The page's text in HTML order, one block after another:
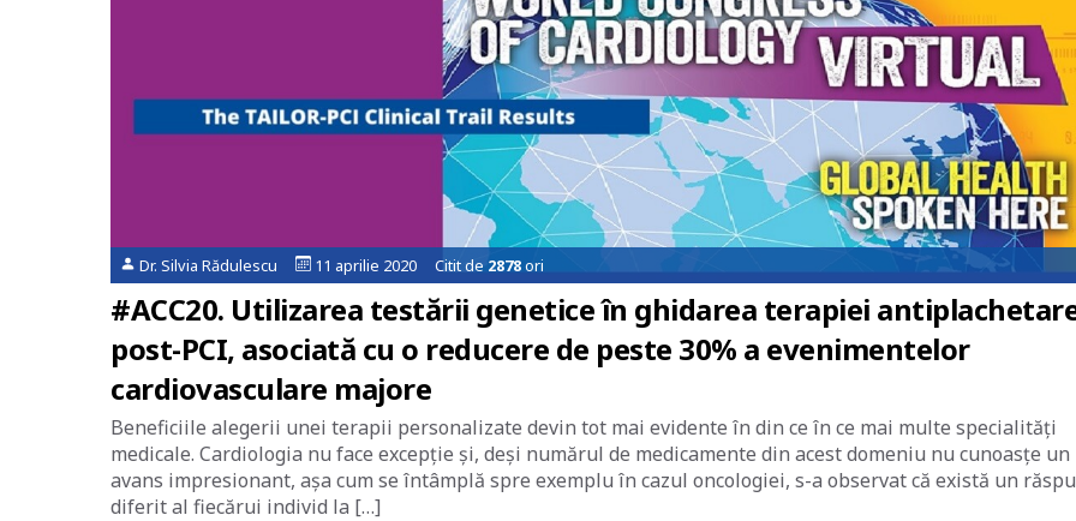
Dr. Silvia Rădulescu 11 aprilie 2020 Citit de2878ori
#ACC20. Utilizarea testării genetice în ghidarea terapiei
post-PCI, asociată cu o reducere de peste 30% a evenimentelor
cardiovasculare majore
Beneficiile alegerii unei terapii personalizate devin tot mai evidente în din ce în ce mai multe specialități
medicale. Cardiologia nu face excepție și, deși numărul de medicamente din acest domeniu nu cunoasțe un
avans impresionant, așa cum se întâmplă spre exemplu în cazul oncologiei, s-a observat că există un
diferit al fiecărui individ la […]